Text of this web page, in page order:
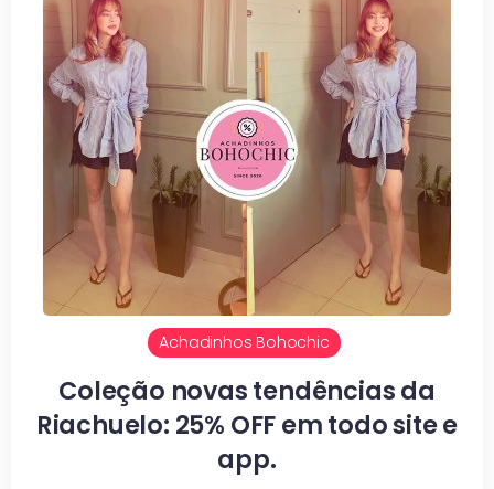
Achadinhos Bohochic
Coleção novas tendências da
Riachuelo: 25% OFF em todo site e
app.